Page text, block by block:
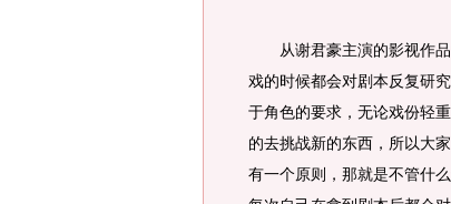
从谢君豪主演的影视作品
戏的时候都会对剧本反复研
于角色的要求，无论戏份轻
的去挑战新的东西，所以大
有一个原则，那就是不管什